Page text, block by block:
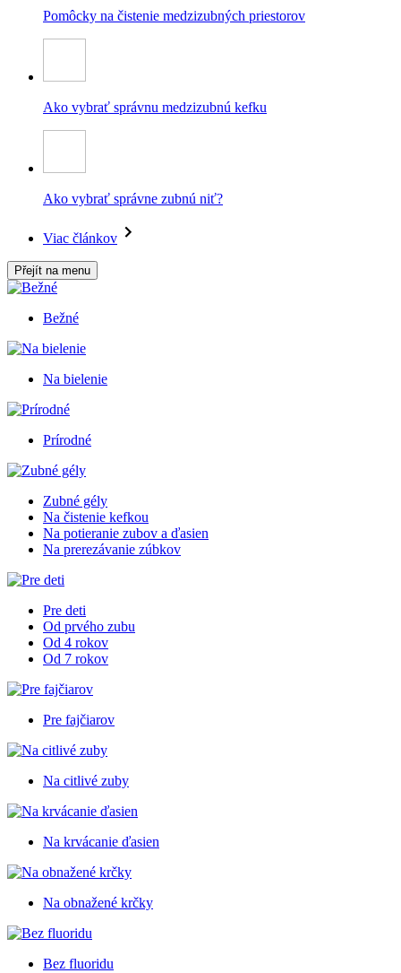
Pomôcky na čistenie medzizubných priestorov
Ako vybrať správnu medzizubnú kefku
Ako vybrať správne zubnú niť?
Viac článkov
Přejít na menu
Bežné
Na bielenie
Prírodné
Zubné gély
Na čistenie kefkou
Na potieranie zubov a ďasien
Na prerezávanie zúbkov
Pre deti
Od prvého zubu
Od 4 rokov
Od 7 rokov
Pre fajčiarov
Na citlivé zuby
Na krvácanie ďasien
Na obnažené krčky
Bez fluoridu